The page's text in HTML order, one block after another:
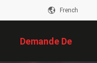
French
Demande De